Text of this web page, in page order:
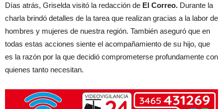
Días atrás, Griselda visitó la redacción de El Correo. Durante la
charla brindó detalles de la tarea que realizan gracias a la labor de
hombres y mujeres de nuestra región. También aseguró que en
todas estas acciones siente el acompañamiento de su hijo, que
es la razón por la que decidió comprometerse profundamente con
quienes tanto necesitan.